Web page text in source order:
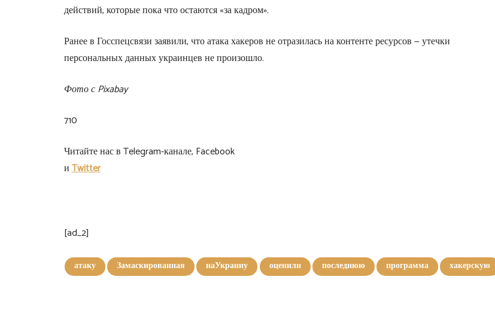
действий, которые пока что остаются «за кадром».
Ранее в Госспецсвязи заявили, что атака хакеров не отразилась на контенте ресурсов — утечки
персональных данных украинцев не произошло.
Фото с Pixabay
710
Читайте нас в Telegram-канале, Facebook
иTwitter
[ad_2]
атаку Замаскированная наУкраину оценили последнюю программа хакерскую